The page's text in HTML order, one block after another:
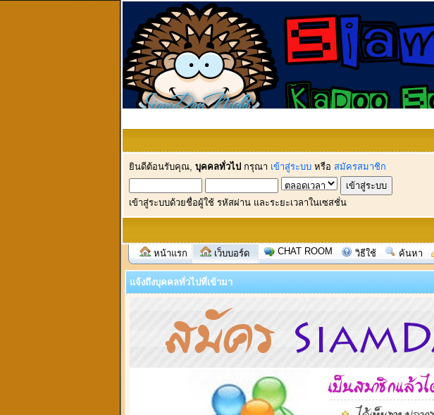
ยินดีต้อนรับคุณ, บุคคลทั่วไป กรุณา เข้าสู่ระบบ หรือ สมัครสมาชิก
เข้าสู่ระบบด้วยชื่อผู้ใช้ รหัสผ่าน และระยะเวลาในเซสชั่น
หน้าแรก เว็บบอร์ด CHAT ROOM วิธีใช้ ค้นหา
แจ้งถึงบุคคลทั่วไปที่เข้ามา